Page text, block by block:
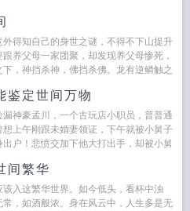
得知自己的身世之谜，不得不下山提升
养父母一家团聚，却发现养父母惨死，
，神挡杀神，佛挡杀佛。龙有逆鳞触之
鉴定世间万物
神豪孟川，一个古玩店小职员，普普通
上午刚跟未婚妻领证，下午就被小舅子
户！悲愤交加下他大打出手，却被小舅
间繁华
入这繁华世界。如今低头，看杯中浊
，如酒般浓。身在风云中，人生多是无